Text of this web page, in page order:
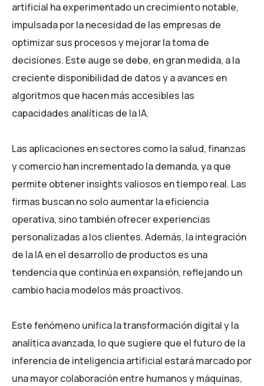
artificial ha experimentado un crecimiento notable,
impulsada por la necesidad de las empresas de
optimizar sus procesos y mejorar la toma de
decisiones. Este auge se debe, en gran medida, a la
creciente disponibilidad de datos y a avances en
algoritmos que hacen más accesibles las
capacidades analíticas de la IA.
Las aplicaciones en sectores como la salud, finanzas
y comercio han incrementado la demanda, ya que
permite obtener insights valiosos en tiempo real. Las
firmas buscan no solo aumentar la eficiencia
operativa, sino también ofrecer experiencias
personalizadas a los clientes. Además, la integración
de la IA en el desarrollo de productos es una
tendencia que continúa en expansión, reflejando un
cambio hacia modelos más proactivos.
Este fenómeno unifica la transformación digital y la
analítica avanzada, lo que sugiere que el futuro de la
inferencia de inteligencia artificial estará marcado por
una mayor colaboración entre humanos y máquinas,